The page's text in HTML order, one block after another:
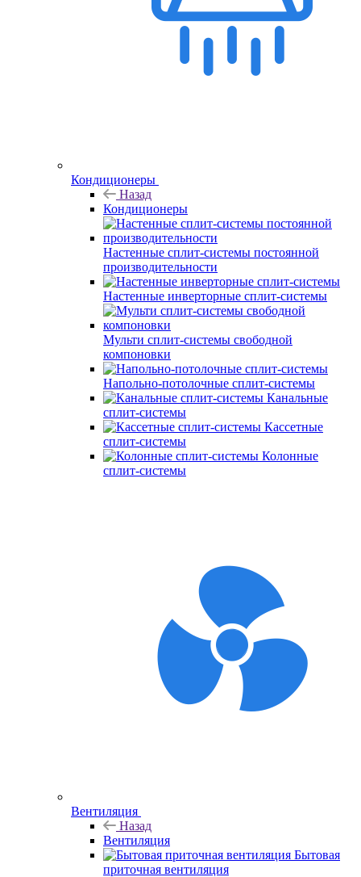
Кондиционеры
Назад
Кондиционеры
Настенные сплит-системы постоянной
производительности
Настенные инверторные сплит-системы
Мульти сплит-системы свободной
компоновки
Напольно-потолочные сплит-системы
Канальные
сплит-системы
Кассетные
сплит-системы
Колонные
сплит-системы
Вентиляция
Назад
Вентиляция
Бытовая
приточная вентиляция